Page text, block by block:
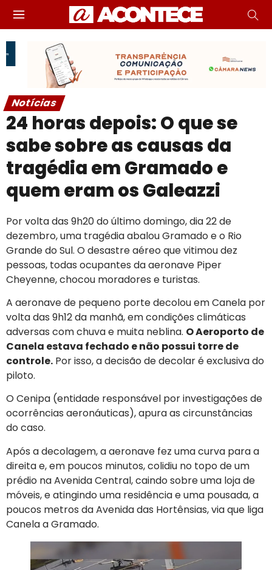
Notícias
24 horas depois: O que se
sabe sobre as causas da
tragédia em Gramado e
quem eram os Galeazzi
Por volta das 9h20 do último domingo, dia 22 de
dezembro, uma tragédia abalou Gramado e o Rio
Grande do Sul. O desastre aéreo que vitimou dez
pessoas, todas ocupantes da aeronave Piper
Cheyenne, chocou moradores e turistas.
A aeronave de pequeno porte decolou em Canela por
volta das 9h12 da manhã, em condições climáticas
adversas com chuva e muita neblina. O Aeroporto de
Canela estava fechado e não possui torre de
controle. Por isso, a decisão de decolar é exclusiva do
piloto.
O Cenipa (entidade responsável por investigações de
ocorrências aeronáuticas), apura as circunstâncias
do caso.
Após a decolagem, a aeronave fez uma curva para a
direita e, em poucos minutos, colidiu no topo de um
prédio na Avenida Central, caindo sobre uma loja de
móveis, e atingindo uma residência e uma pousada, a
poucos metros da Avenida das Hortênsias, via que liga
Canela a Gramado.